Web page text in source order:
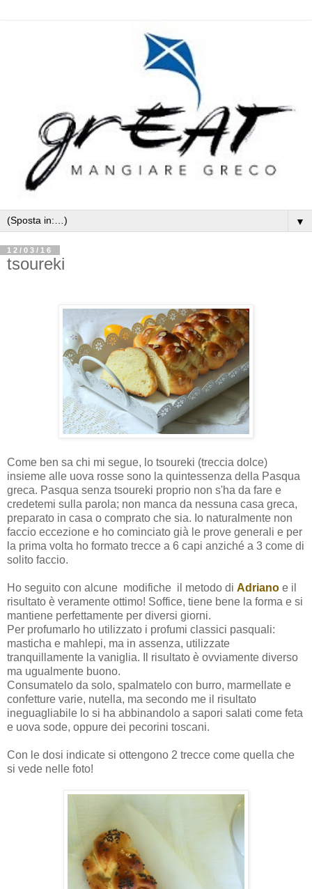
▼
12/03/16
tsoureki
Come ben sa chi mi segue, lo tsoureki (treccia dolce)
insieme alle uova rosse sono la quintessenza della Pasqua
greca. Pasqua senza tsoureki proprio non s'ha da fare e
credetemi sulla parola; non manca da nessuna casa greca,
preparato in casa o comprato che sia. Io naturalmente non
faccio eccezione e ho cominciato già le prove generali e per
la prima volta ho formato trecce a 6 capi anziché a 3 come di
solito faccio.
Ho seguito con alcune modifiche il metodo di Adriano e il
risultato è veramente ottimo! Soffice, tiene bene la forma e si
mantiene perfettamente per diversi giorni.
Per profumarlo ho utilizzato i profumi classici pasquali:
masticha e mahlepi, ma in assenza, utilizzate
tranquillamente la vaniglia. Il risultato è ovviamente diverso
ma ugualmente buono.
Consumatelo da solo, spalmatelo con burro, marmellate e
confetture varie, nutella, ma secondo me il risultato
ineguagliabile lo si ha abbinandolo a sapori salati come feta
e uova sode, oppure dei pecorini toscani.
Con le dosi indicate si ottengono 2 trecce come quella che
si vede nelle foto!